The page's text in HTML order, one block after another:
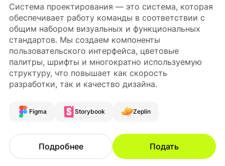
Система проектирования — это система, которая
обеспечивает работу команды в соответствии с
общим набором визуальных и функциональных
стандартов. Мы создаем компоненты
пользовательского интерфейса, цветовые
палитры, шрифты и многократно используемую
структуру, что повышает как скорость
разработки, так и качество дизайна.
Figma Storybook Zeplin
Подать
Подробнее